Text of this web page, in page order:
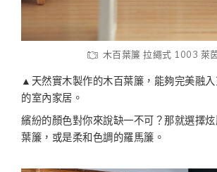
木百葉簾 拉繩式 1003 萊
▲天然實木製作的木百葉簾，能夠完美融
的室內家居。
繽紛的顏色對你來說缺一不可？那就選擇
葉簾，或是柔和色調的羅馬簾。